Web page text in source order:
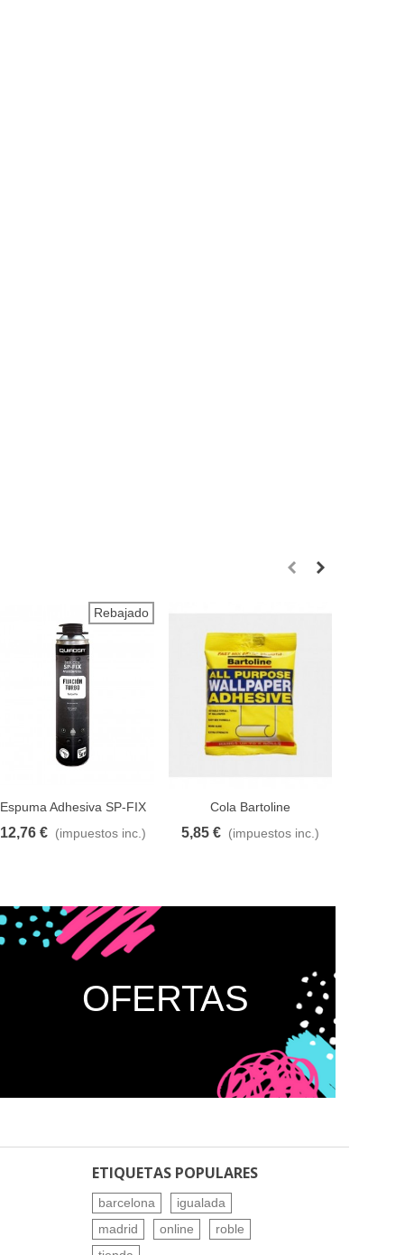
Rebajado
Añadir al carrito A lista de deseos
Espuma Adhesiva SP-FIX
12,76 € (impuestos inc.) Añadir al carrito A lista de deseos
Cola Bartoline
5,85 € (impuestos inc.)
OFERTAS
ETIQUETAS POPULARES
barcelona
igualada
madrid
online
roble